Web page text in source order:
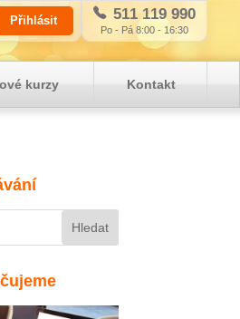
511 119 990
Po - Pá 8:00 - 16:30
kurzy Kontakt